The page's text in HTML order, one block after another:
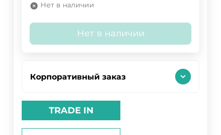
Нет в наличии
Нет в наличии
Корпоративный заказ
TRADE IN